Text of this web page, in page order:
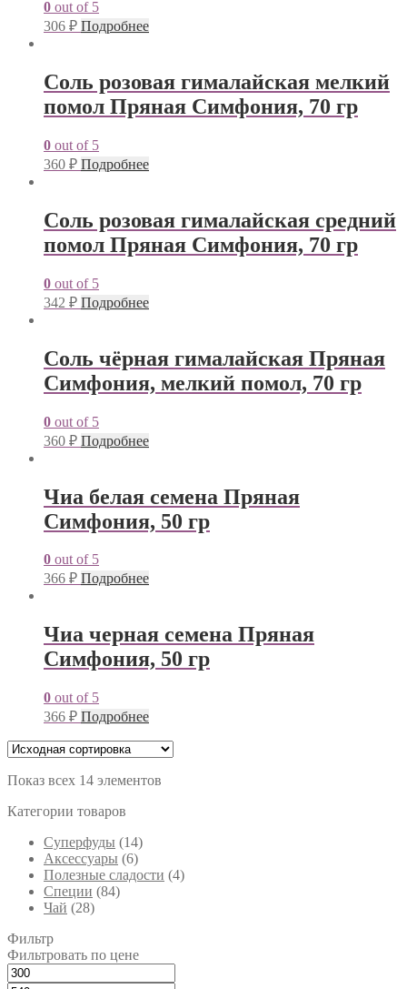
0 out of 5
306 ₽ Подробнее
Соль розовая гималайская мелкий
помол Пряная Симфония, 70 гр
0 out of 5
360 ₽ Подробнее
Соль розовая гималайская средний
помол Пряная Симфония, 70 гр
0 out of 5
342 ₽ Подробнее
Соль чёрная гималайская Пряная
Симфония, мелкий помол, 70 гр
0 out of 5
360 ₽ Подробнее
Чиа белая семена Пряная
Симфония, 50 гр
0 out of 5
366 ₽ Подробнее
Чиа черная семена Пряная
Симфония, 50 гр
0 out of 5
366 ₽ Подробнее
Показ всех 14 элементов
Категории товаров
Cуперфуды (14)
Аксессуары (6)
Полезные сладости (4)
Специи (84)
Чай (28)
Фильтр
Фильтровать по цене